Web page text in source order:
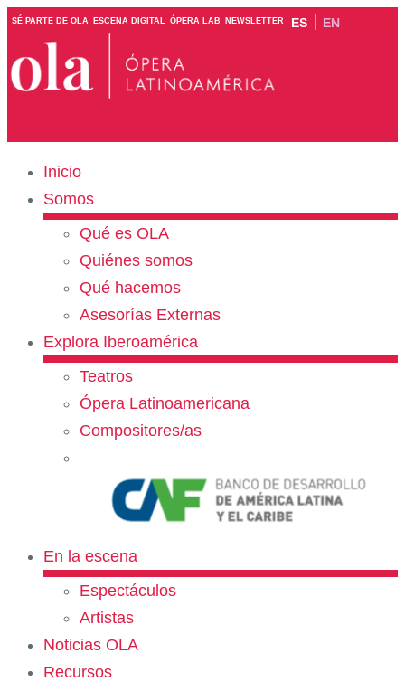
SÉ PARTE DE OLA ESCENA DIGITAL ÓPERA LAB NEWSLETTER ES EN
Inicio
Somos
Qué es OLA
Quiénes somos
Qué hacemos
Asesorías Externas
Explora Iberoamérica
Teatros
Ópera Latinoamericana
Compositores/as
En la escena
Espectáculos
Artistas
Noticias OLA
Recursos